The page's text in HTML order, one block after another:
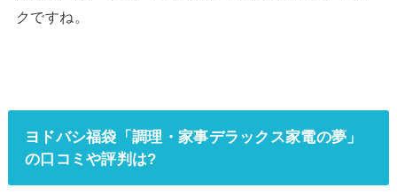
クですね。
ヨドバシ福袋「調理・家事デラックス家電の夢」
の口コミや評判は?